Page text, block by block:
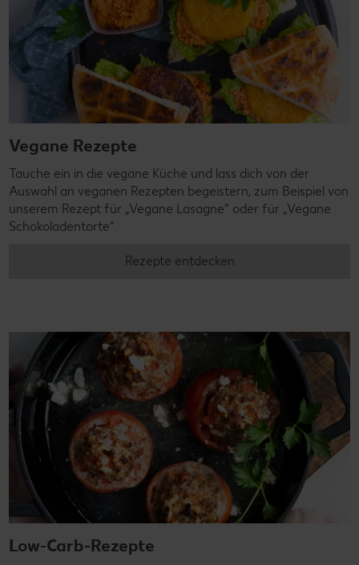
Vegane Rezepte
Tauche ein in die vegane Küche und lass dich von der
Auswahl an veganen Rezepten begeistern, zum Beispiel von
unserem Rezept für „Vegane Lasagne“ oder für „Vegane
Schokoladentorte“.
Rezepte entdecken
Low-Carb-Rezepte